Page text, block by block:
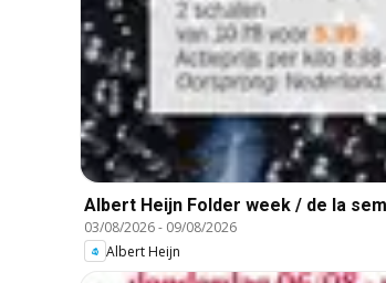
Albert Heijn Folder week / de la
03/08/2026- 09/08/2026
Albert Heijn